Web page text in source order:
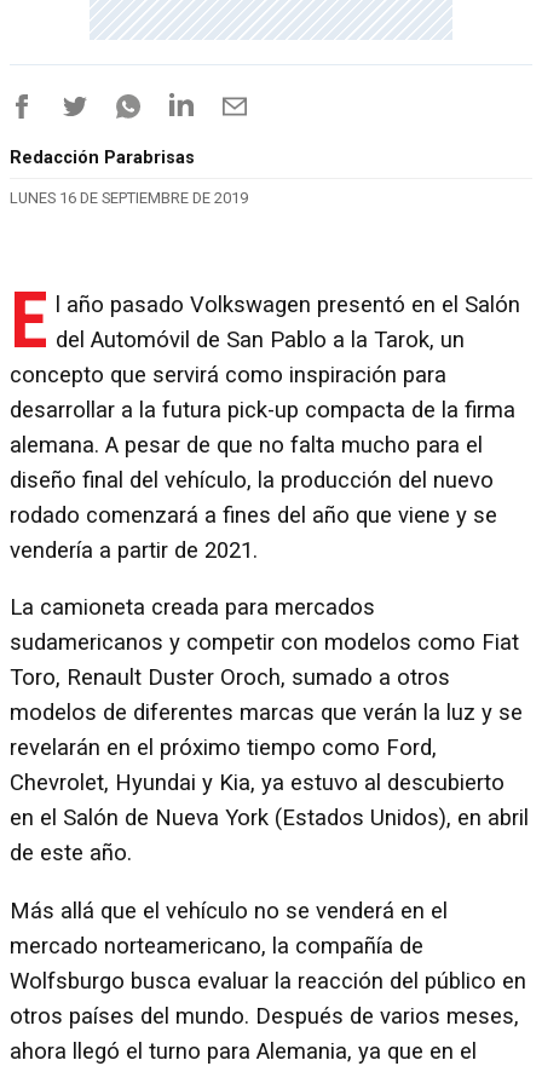
Redacción Parabrisas
LUNES 16 DE SEPTIEMBRE DE 2019
E
l año pasado Volkswagen presentó en el Salón
del Automóvil de San Pablo a la Tarok, un
concepto que servirá como inspiración para
desarrollar a la futura pick-up compacta de la firma
alemana. A pesar de que no falta mucho para el
diseño final del vehículo, la producción del nuevo
rodado comenzará a fines del año que viene y se
vendería a partir de 2021.
La camioneta creada para mercados
sudamericanos y competir con modelos como Fiat
Toro, Renault Duster Oroch, sumado a otros
modelos de diferentes marcas que verán la luz y se
revelarán en el próximo tiempo como Ford,
Chevrolet, Hyundai y Kia, ya estuvo al descubierto
en el Salón de Nueva York (Estados Unidos), en abril
de este año.
Más allá que el vehículo no se venderá en el
mercado norteamericano, la compañía de
Wolfsburgo busca evaluar la reacción del público en
otros países del mundo. Después de varios meses,
ahora llegó el turno para Alemania, ya que en el